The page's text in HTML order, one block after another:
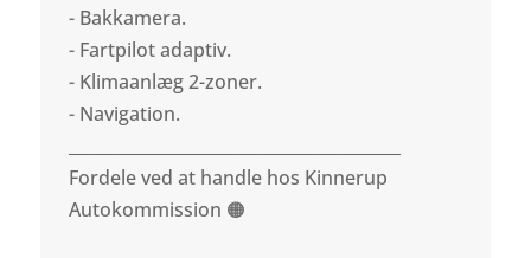
- Bakkamera.
- Fartpilot adaptiv.
- Klimaanlæg 2-zoner.
- Navigation.
Fordele ved at handle hos Kinnerup
Autokommission 🟠